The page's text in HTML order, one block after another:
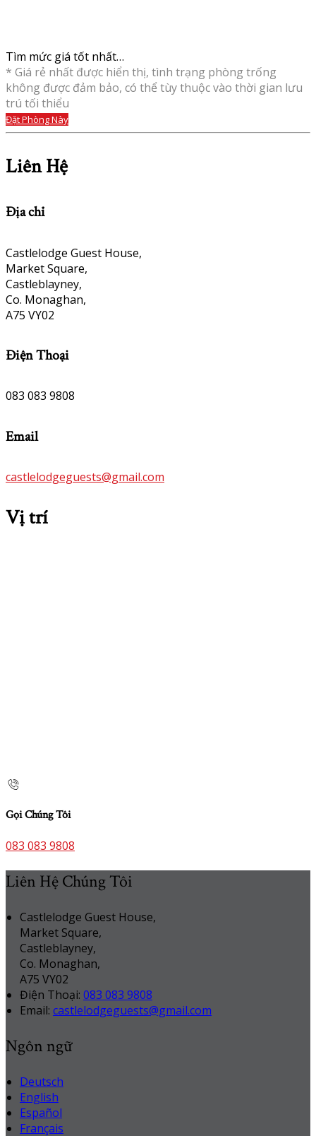
Tìm mức giá tốt nhất…
* Giá rẻ nhất được hiển thị, tình trạng phòng trống
không được đảm bảo, có thể tùy thuộc vào thời gian lưu
trú tối thiểu
Đặt Phòng Này
Liên Hệ
Địa chỉ
Castlelodge Guest House,
Market Square,
Castleblayney,
Co. Monaghan,
A75 VY02
Điện Thoại
083 083 9808
Email
castlelodgeguests@gmail.com
Vị trí
Gọi Chúng Tôi
083 083 9808
Liên Hệ Chúng Tôi
Castlelodge Guest House,
Market Square,
Castleblayney,
Co. Monaghan,
A75 VY02
Điện Thoại: 083 083 9808
Email: castlelodgeguests@gmail.com
Ngôn ngữ
Deutsch
English
Español
Français